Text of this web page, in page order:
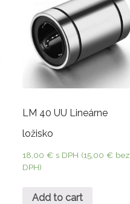
LM 40 UU Lineárne
ložisko
18,00 € s DPH (15,00 €bez
DPH)
Add to cart